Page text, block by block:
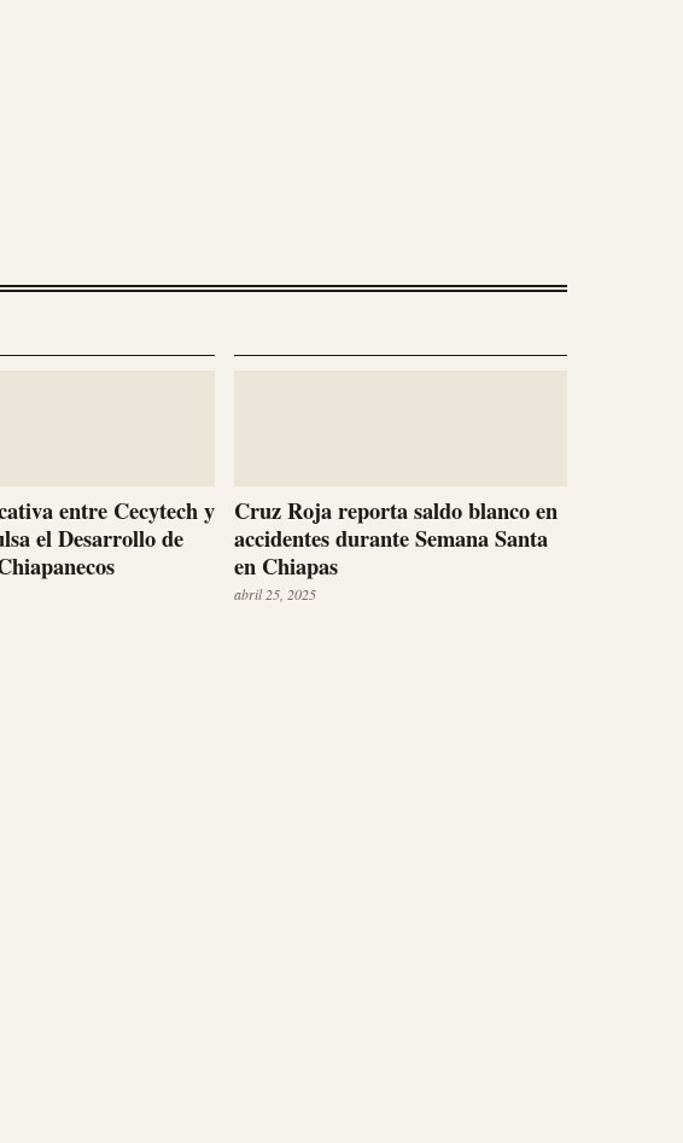
entre Cecytech y
el Desarrollo de
Cruz Roja reporta saldo blanco en
accidentes durante Semana Santa
en Chiapas
abril 25, 2025